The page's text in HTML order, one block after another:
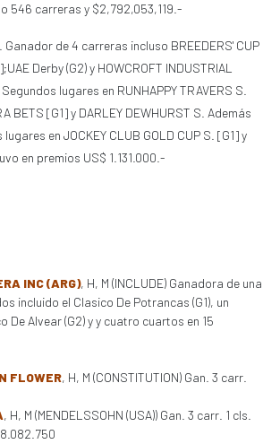
546 carreras y $2,792,053,119.-
Ganador de 4 carreras incluso BREEDERS' CUP
Derby (G2) y HOWCROFT INDUSTRIAL
lugares en RUNHAPPY TRAVERS S.
BETS [G1] y DARLEY DEWHURST S. Además
en JOCKEY CLUB GOLD CUP S. [G1] y
en premios US$ 1.131.000.-
INC (ARG), H, M (INCLUDE) Ganadora de una
incluido el Clasico De Potrancas (G1), un
De Alvear (G2) y y cuatro cuartos en 15
FLOWER, H, M (CONSTITUTION) Gan. 3 carr.
, H, M (MENDELSSOHN (USA)) Gan. 3 carr. 1 cls.